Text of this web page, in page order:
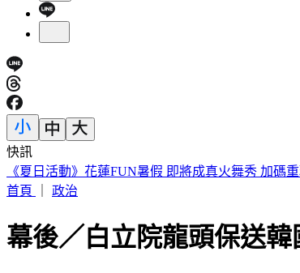
快訊
包租代管龍頭爆掏空7億！兆基集團創辦人李建成收
首頁
政治
幕後／白立院龍頭保送